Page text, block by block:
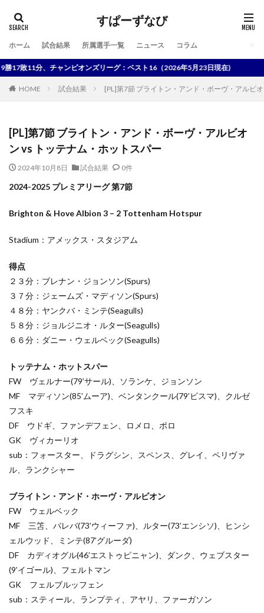
すぱーずなび
ホーム 試合結果 所属選手一覧 ニュース コラム
分、チャンピオンズリーグ：ベスト16（2026年5月23日現在)
HOME 試合結果 [PL]第7節 ブライトン・アンド・ボーヴ・アルビ
[PL]第7節 ブライトン・アンド・ボーヴ・アルビオ
ン vs トッテナム・ホットスパー
2024年10月8日 試合結果 0件
2024-2025 プレミアリーグ 第7節
Brighton & Hove Albion 3 – 2 Tottenham Hotspur
Stadium：アメックス・スタジアム
得点
２３分：ブレナン・ジョンソン(Spurs)
３７分：ジェームズ・マディソン(Spurs)
４８分：ヤンクバ・ミンテ(Seagulls)
５８分：ジョルジニオ・ルター(Seagulls)
６６分：ダニー・ウェルベック(Seagulls)
トッテナム・ホットスパー
FW ヴェルナー(79’サール)、ソランケ、ジョンソン
MF マディソン(85’ムーア)、ベンタンクール(79’ビスマ)、クルゼ
フスキ
DF ウドギ、ファンデフェン、ロメロ、ポロ
GK ヴィカーリオ
sub：フォースター、ドラグシン、スペンス、グレイ、ペリヴァ
ル、ランクシャー
ブライトン・アンド・ホーヴ・アルビオン
FW ウェルベック
MF 三笘、バレバ(73’ウィーファ)、ルター(73’エンシソ)、ヒンシ
ェルウッド、ミンテ(87’グルーダ)
DF カディオグル(46’エストゥピニャン)、ダンク、ウェブスター
(9’イゴール)、フェルトマン
GK フェルブルッフェン
sub：スティール、ランプティ、アヤリ、ファーガソン
検索